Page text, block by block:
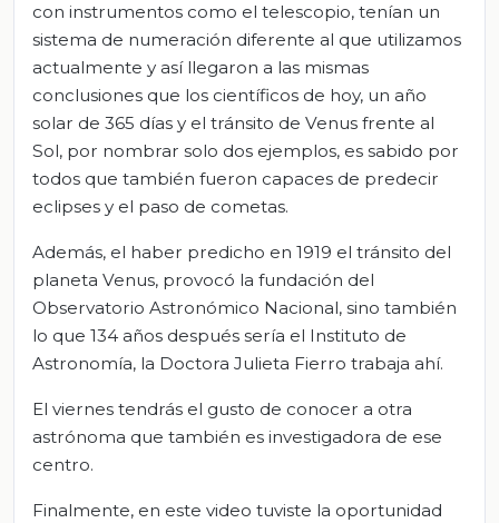
con instrumentos como el telescopio, tenían un
sistema de numeración diferente al que utilizamos
actualmente y así llegaron a las mismas
conclusiones que los científicos de hoy, un año
solar de 365 días y el tránsito de Venus frente al
Sol, por nombrar solo dos ejemplos, es sabido por
todos que también fueron capaces de predecir
eclipses y el paso de cometas.
Además, el haber predicho en 1919 el tránsito del
planeta Venus, provocó la fundación del
Observatorio Astronómico Nacional, sino también
lo que 134 años después sería el Instituto de
Astronomía, la Doctora Julieta Fierro trabaja ahí.
El viernes tendrás el gusto de conocer a otra
astrónoma que también es investigadora de ese
centro.
Finalmente, en este video tuviste la oportunidad